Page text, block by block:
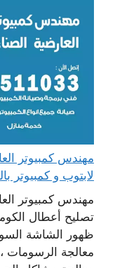
لابتوب و كمبيوتر
مهندس كمبيوتر
تصليح أعطال
ظهور الشاشة
معالجة الرسومات